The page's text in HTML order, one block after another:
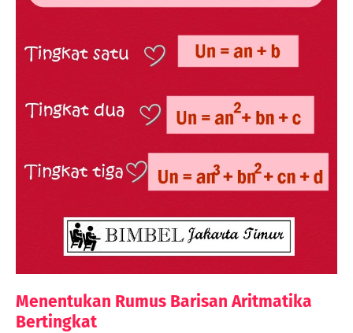
Menentukan Rumus Barisan Aritmatika
Bertingkat